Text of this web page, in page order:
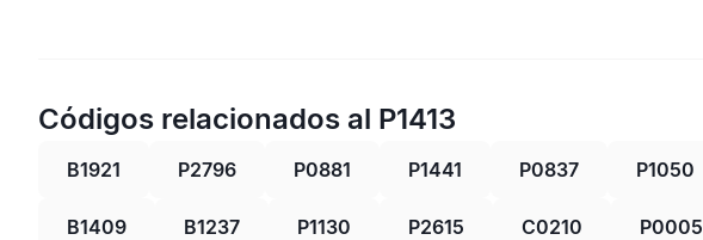
Códigos relacionados al P1413
B1921 P2796 P0881 P1441 P0837 P1050
B1409 B1237 P1130 P2615 C0210 P0005